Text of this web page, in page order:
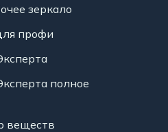
зеркало
профи
полное
веществ